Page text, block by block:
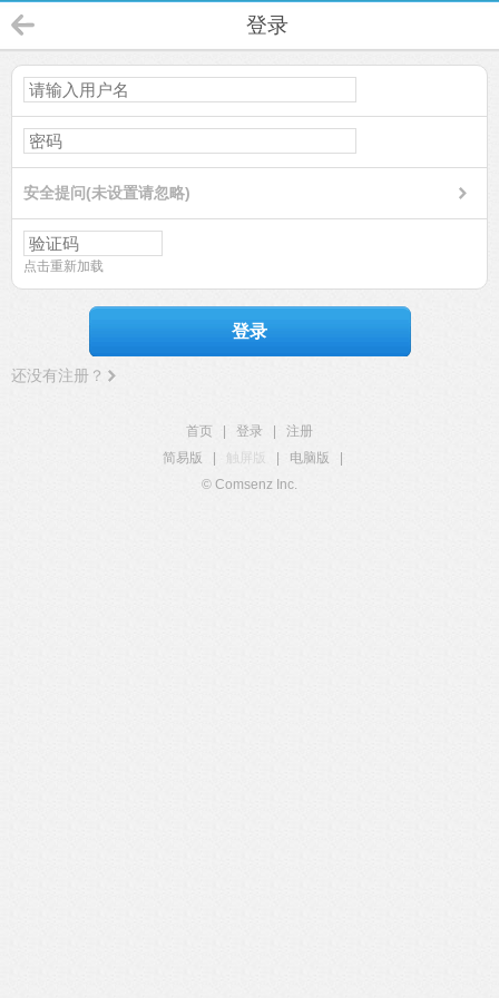
登录
安全提问(未设置请忽略)
点击重新加载
登录
还没有注册？
首页 登录
注册
简易版
触屏版 电脑版
© Comsenz Inc.